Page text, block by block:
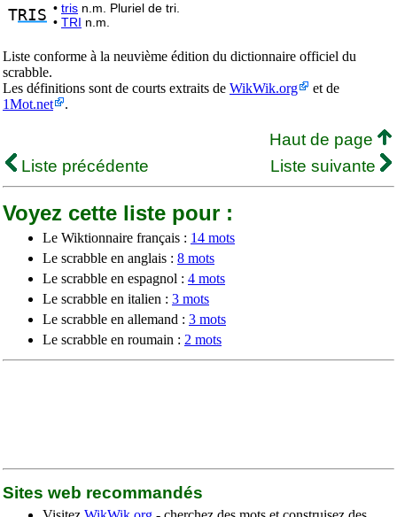
TRIS • tris n.m. Pluriel de tri.
• TRI n.m.
Liste conforme à la neuvième édition du dictionnaire officiel du
scrabble.
Les définitions sont de courts extraits de WikWik.org
et de
1Mot.net
.
Haut de page
Liste précédente
Liste suivante
Voyez cette liste pour :
Le Wiktionnaire français : 14 mots
Le scrabble en anglais : 8 mots
Le scrabble en espagnol : 4 mots
Le scrabble en italien : 3 mots
Le scrabble en allemand : 3 mots
Le scrabble en roumain : 2 mots
Sites web recommandés